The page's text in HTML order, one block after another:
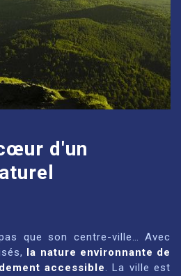
d'un
que son centre-ville… Avec
la nature environnante de
accessible. La ville est